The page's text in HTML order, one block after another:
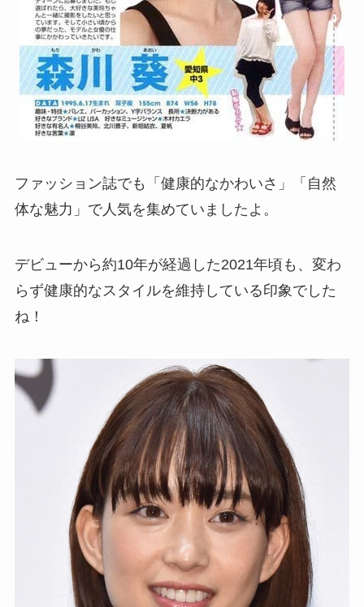
ファッション誌でも「健康的なかわいさ」「自然
体な魅力」で人気を集めていましたよ。
デビューから約10年が経過した2021年頃も、変わ
らず健康的なスタイルを維持している印象でした
ね！